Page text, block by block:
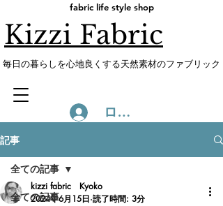
fabric life style shop
Kizzi Fabric
​毎日の暮らしを心地良くする天然素材のファブリック
ログイン
記事
全ての記事
全ての記事
kizzi fabric Kyoko
2024年6月15日 読了時間: 3分